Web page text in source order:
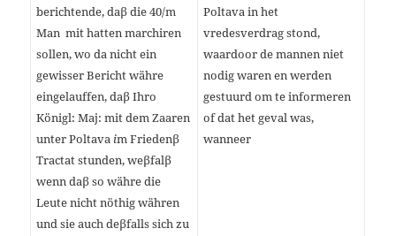
berichtende, daβ die 40/m
Man mit hatten marchiren
sollen, wo da nicht ein
gewisser Bericht währe
eingelauffen, daβ Ihro
Königl: Maj: mit dem Zaaren
unter Poltava im Friedenβ
Tractat stunden, weβfalβ
wenn daβ so währe die
Leute nicht nöthig währen
und sie auch deβfalls sich zu
Poltava in het
vredesverdrag stond,
waardoor de mannen niet
nodig waren en werden
gestuurd om te informeren
of dat het geval was,
wanneer